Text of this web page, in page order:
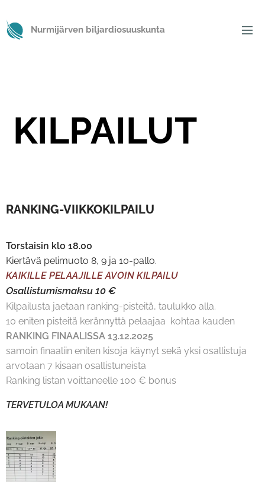
Nurmijärven biljardiosuuskunta
KILPAILUT
RANKING-VIIKKOKILPAILU
Torstaisin klo 18.00
Kiertävä pelimuoto 8, 9 ja 10-pallo.
KAIKILLE PELAAJILLE AVOIN KILPAILU
Osallistumismaksu 10 €
Kilpailusta jaetaan ranking-pisteitä, taulukko alla.
10 eniten pisteitä kerännyttä pelaajaa kohtaa kauden
RANKING FINAALISSA 13.12.2025
samoin finaaliin eniten kisoja käynyt sekä yksi osallistuja
arvotaan 7 kisaan osallistuneista
Ranking listan voittaneelle 100 € bonus
TERVETULOA MUKAAN!